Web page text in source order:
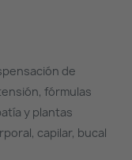
de
fórmulas
y plantas
capilar, bucal